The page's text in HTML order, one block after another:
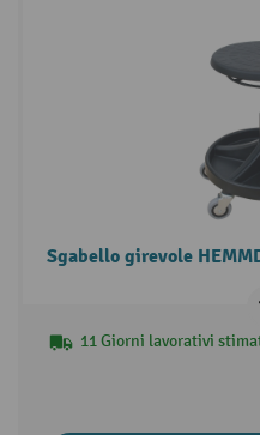
Sgabello girevole
11 Giorni lavorativi